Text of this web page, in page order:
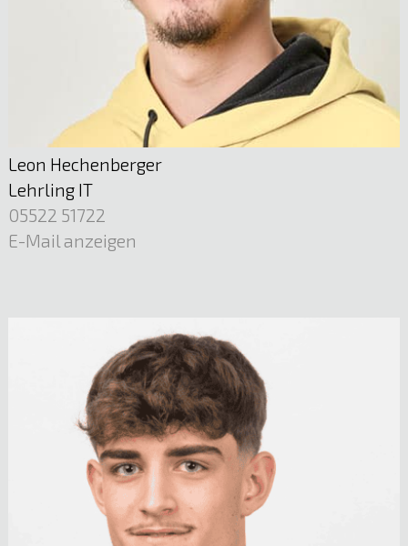
Ing. Christian Oberhauser
Leitung Elektro-Anlagenbau
05522 51722
E-Mail anzeigen
Leon Hechenberger
Lehrling IT
05522 51722
E-Mail anzeigen